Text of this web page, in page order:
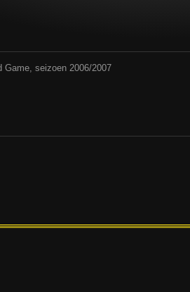
Game, seizoen 2006/2007